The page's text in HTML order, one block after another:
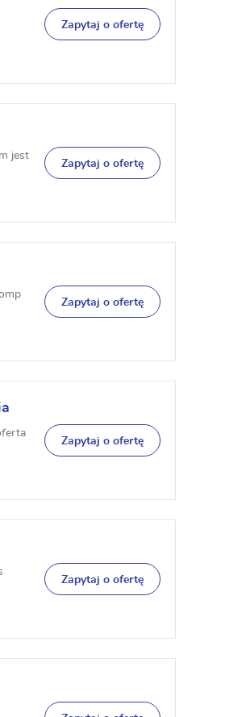
Zapytaj o ofertę
jest
Zapytaj o ofertę
Zapytaj o ofertę
Zapytaj o ofertę
Zapytaj o ofertę